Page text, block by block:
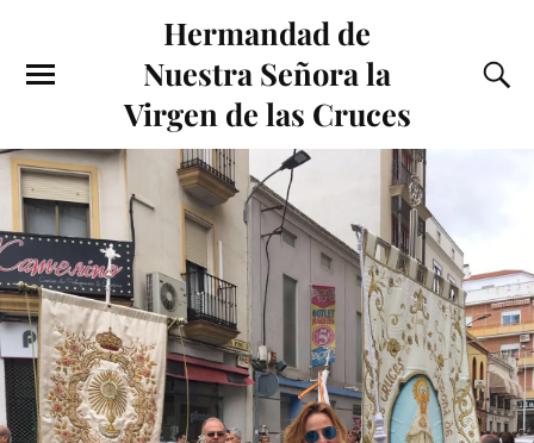
Hermandad de
Nuestra Señora la
Virgen de las Cruces